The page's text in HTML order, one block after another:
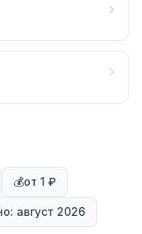
💰от 1 ₽
август 2026